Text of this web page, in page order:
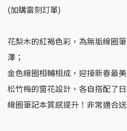
(加購雷刻訂單)
花梨木的紅褐色彩，為無垢線圈
澤；
金色線圈相輔相成，迎接新春最
松竹梅的窗花設計，各自搭配了
線圈筆記本質感提升！非常適合送